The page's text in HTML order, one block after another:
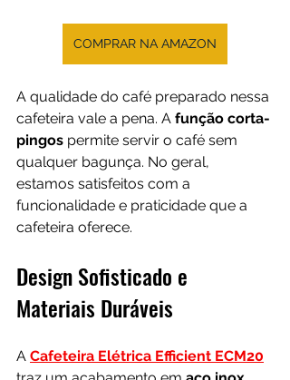
COMPRAR NA AMAZON
A qualidade do café preparado nessa
cafeteira vale a pena. A função corta-
pingos permite servir o café sem
qualquer bagunça. No geral,
estamos satisfeitos com a
funcionalidade e praticidade que a
cafeteira oferece.
Design Sofisticado e
Materiais Duráveis
A Cafeteira Elétrica Efficient ECM20